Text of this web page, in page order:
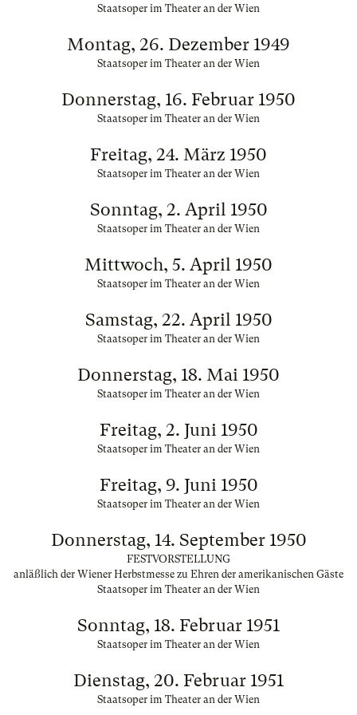
Staatsoper im Theater an der Wien
Montag, 26. Dezember 1949
Staatsoper im Theater an der Wien
Donnerstag, 16. Februar 1950
Staatsoper im Theater an der Wien
Freitag, 24. März 1950
Staatsoper im Theater an der Wien
Sonntag, 2. April 1950
Staatsoper im Theater an der Wien
Mittwoch, 5. April 1950
Staatsoper im Theater an der Wien
Samstag, 22. April 1950
Staatsoper im Theater an der Wien
Donnerstag, 18. Mai 1950
Staatsoper im Theater an der Wien
Freitag, 2. Juni 1950
Staatsoper im Theater an der Wien
Freitag, 9. Juni 1950
Staatsoper im Theater an der Wien
Donnerstag, 14. September 1950
FESTVORSTELLUNG
anläßlich der Wiener Herbstmesse zu Ehren der amerikanischen Gäste
Staatsoper im Theater an der Wien
Sonntag, 18. Februar 1951
Staatsoper im Theater an der Wien
Dienstag, 20. Februar 1951
Staatsoper im Theater an der Wien